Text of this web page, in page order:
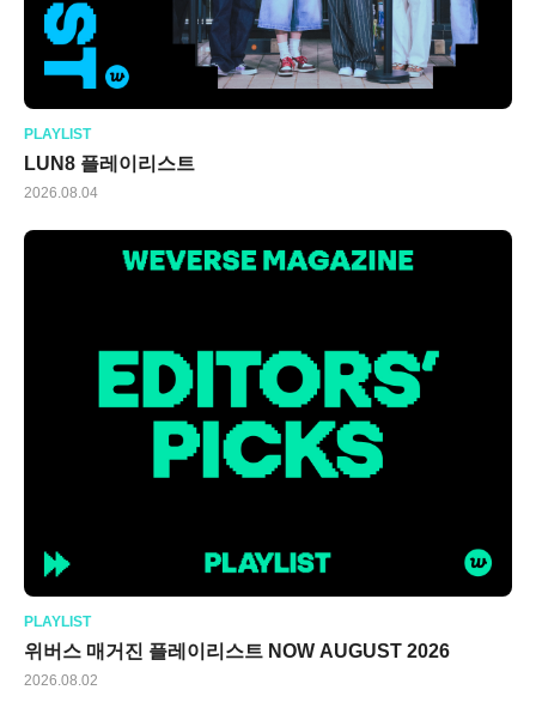
PLAYLIST
LUN8 플레이리스트
2026.08.04
PLAYLIST
위버스 매거진 플레이리스트 NOW AUGUST 2026
2026.08.02